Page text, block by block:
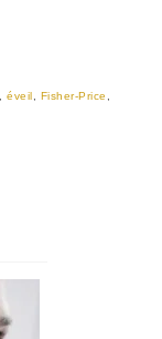
éveil Fisher-Price